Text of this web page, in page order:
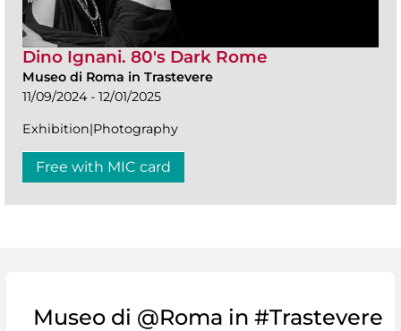
Dino Ignani. 80's Dark Rome
Museo di Roma in Trastevere
11/09/2024 - 12/01/2025
Exhibition|Photography
Free with MIC card
Museo di @Roma in #Trastevere